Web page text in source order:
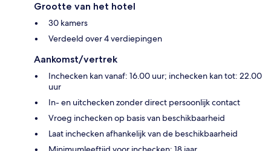
Grootte van het hotel
30 kamers
Verdeeld over 4 verdiepingen
Aankomst/vertrek
Inchecken kan vanaf: 16.00 uur; inchecken kan tot: 22.00
uur
In- en uitchecken zonder direct persoonlijk contact
Vroeg inchecken op basis van beschikbaarheid
Laat inchecken afhankelijk van de beschikbaarheid